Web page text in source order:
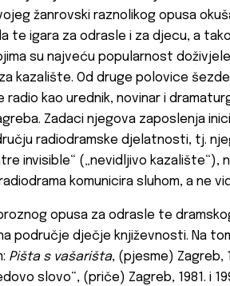
žanrovski raznolikog opusa
te igara za odrasle i za djecu, a
su najveću popularnost
kazalište. Od druge polovice
kao urednik, novinar i
Zadaci njegova zaposlenja
radiodramske djelatnosti, tj.
invisible“ („nevidljivo kazalište“),
komunicira sluhom, a ne
opusa za odrasle te
područje dječje književnosti. Na
Pišta s vašarišta, (pjesme) Zagreb,
slovo“, (priče) Zagreb, 1981. i